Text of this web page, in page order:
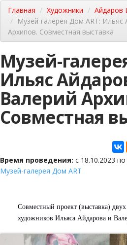
Главная Художники
Айдаров
Музей-галерея Дом ART: Ильяс
Архипов. Совместная выставка
Музей-
Ильяс
Валерий
Совместная
Время проведения: с 18.10.2023 по
Музей-галерея Дом ART
Совместный проект (выставка)
художников Ильяса Айдарова и